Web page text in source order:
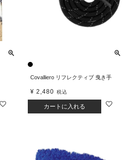
Covalliero リフレクティブ 曳き手
¥ 2,480 税込
カートに入れる